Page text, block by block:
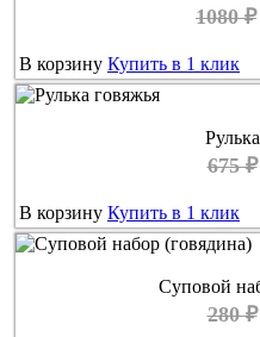
1080 ₽
В корзину Купить в 1 клик
675 ₽
В корзину Купить в 1 клик
Суповой
280 ₽